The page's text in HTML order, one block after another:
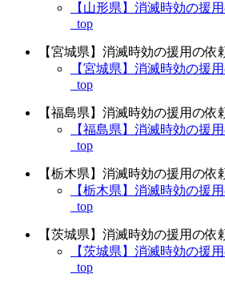
【山形県】消滅時効の援
_top
【宮城県】消滅時効の援用の依
【宮城県】消滅時効の援
_top
【福島県】消滅時効の援用の依
【福島県】消滅時効の援
_top
【栃木県】消滅時効の援用の依
【栃木県】消滅時効の援
_top
【茨城県】消滅時効の援用の依
【茨城県】消滅時効の援
_top